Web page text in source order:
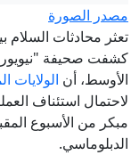
مصدر الصورة
تعثر محادثات السلام
كشفت صحيفة
الأوسط، أن الولايات
لاحتمال استئناف
مبكر من الأسبوع
الدبلوماسي.